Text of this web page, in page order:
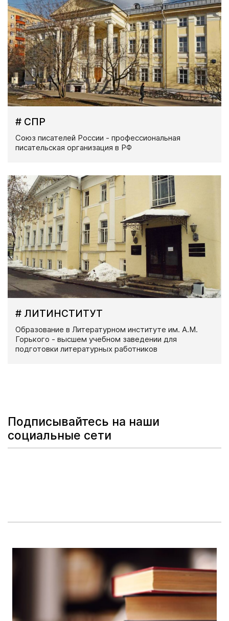
# СПР
Союз писателей России - профессиональная
писательская организация в РФ
# ЛИТИНСТИТУТ
Образование в Литературном институте им. А.М.
Горького - высшем учебном заведении для
подготовки литературных работников
Подписывайтесь на наши
социальные сети